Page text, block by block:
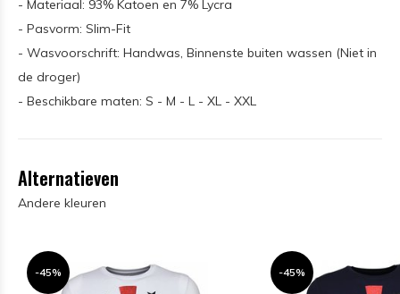
- Materiaal: 93% Katoen en 7% Lycra
- Pasvorm: Slim-Fit
- Wasvoorschrift: Handwas, Binnenste buiten wassen (Niet in
de droger)
- Beschikbare maten: S - M - L - XL - XXL
Alternatieven
Andere kleuren
-45% -45%